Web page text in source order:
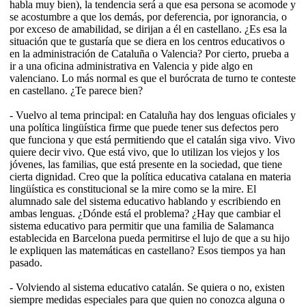
habla muy bien), la tendencia será a que esa persona se acomode y
se acostumbre a que los demás, por deferencia, por ignorancia, o
por exceso de amabilidad, se dirijan a él en castellano. ¿Es esa la
situación que te gustaría que se diera en los centros educativos o
en la administración de Cataluña o Valencia? Por cierto, prueba a
ir a una oficina administrativa en Valencia y pide algo en
valenciano. Lo más normal es que el burócrata de turno te conteste
en castellano. ¿Te parece bien?
- Vuelvo al tema principal: en Cataluña hay dos lenguas oficiales y
una política lingüística firme que puede tener sus defectos pero
que funciona y que está permitiendo que el catalán siga vivo. Vivo
quiere decir vivo. Que está vivo, que lo utilizan los viejos y los
jóvenes, las familias, que está presente en la sociedad, que tiene
cierta dignidad. Creo que la política educativa catalana en materia
lingüística es constitucional se la mire como se la mire. El
alumnado sale del sistema educativo hablando y escribiendo en
ambas lenguas. ¿Dónde está el problema? ¿Hay que cambiar el
sistema educativo para permitir que una familia de Salamanca
establecida en Barcelona pueda permitirse el lujo de que a su hijo
le expliquen las matemáticas en castellano? Esos tiempos ya han
pasado.
- Volviendo al sistema educativo catalán. Se quiera o no, existen
siempre medidas especiales para que quien no conozca alguna o